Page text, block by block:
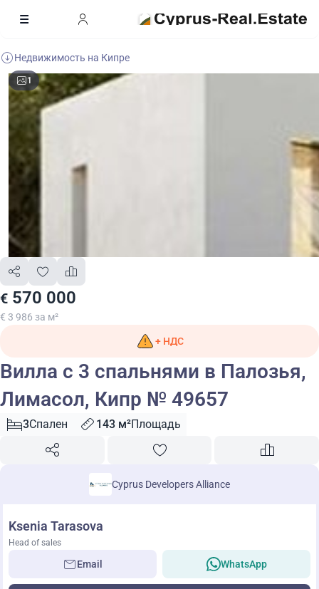
Недвижимость на Кипре
1
€ 570 000
€ 3 986 за м²
+ НДС
Вилла с 3 спальнями в Палозья,
Лимасол, Кипр № 49657
3Спален 143 м²Площадь
Cyprus Developers Alliance
Ksenia Tarasova
Head of sales
Email WhatsApp